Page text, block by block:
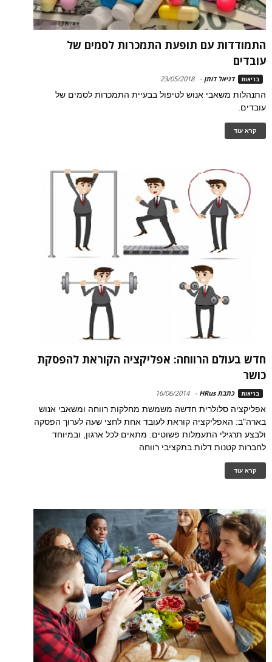
התמודדות עם תופעת התמכרות לסמים של
עובדים
בריאות דניאל דותן -
23/05/2018
התנהלות משאבי אנוש לטיפול בבעיית התמכרות לסמים של
עובדים.
קרא עוד
חדש בעולם הרווחה: אפליקציה הקוראת להפסקת
כושר
בריאות כתבת HRus -
16/06/2014
אפליקציה סלולרית חדשה משמשת מחלקות רווחה ומשאבי אנוש
בארה"ב: האפליקציה קוראת לעובד אחת לחצי שעה לערוך הפסקה
ולבצע תרגילי התעמלות פשוטים. מתאים לכל ארגון, ובמיוחד
לחברות קטנות דלות בתקציבי רווחה
קרא עוד